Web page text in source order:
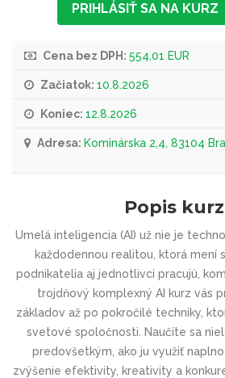
PRIHLÁSIŤ SA NA KURZ
Cena bez DPH: 554,01 EUR
Začiatok: 10.8.2026
Koniec: 12.8.2026
Adresa: Kominárska 2,4, 83104
Popis
Umelá inteligencia (AI) už nie je
každodennou realitou, ktorá mení
podnikatelia aj jednotlivci pracujú,
trojdňový komplexný AI kurz vás
základov až po pokročilé techniky,
svetové spoločnosti. Naučíte sa
predovšetkým, ako ju využiť
zvýšenie efektivity, kreativity a